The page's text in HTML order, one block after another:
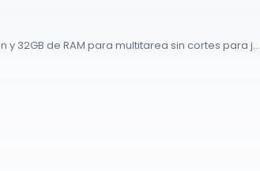
32GB de RAM para multitarea sin cortes para j...